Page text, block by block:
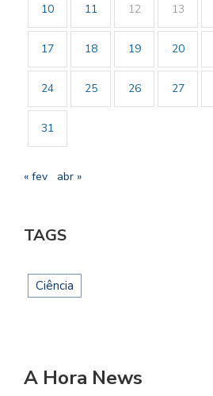
10 11 12 13
17 18 19 20
24 25 26 27
31
« fev abr »
TAGS
Ciência
A Hora News